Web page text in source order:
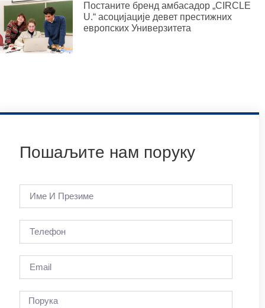
Постаните бренд амбасадор „CIRCLE
U.“ асоцијације девет престижних
европских Универзитета
Пошаљите нам поруку